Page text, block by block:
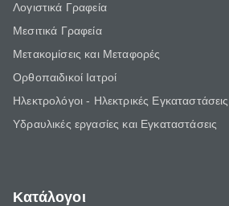
Λογιστικά Γραφεία
Μεσιτικά Γραφεία
Μετακομίσεις και Μεταφορές
Ορθοπαιδικοί Ιατροί
Ηλεκτρολόγοι - Ηλεκτρικές Εγκαταστάσεις
Υδραυλικές εργασίες και Εγκαταστάσεις
Κατάλογοι